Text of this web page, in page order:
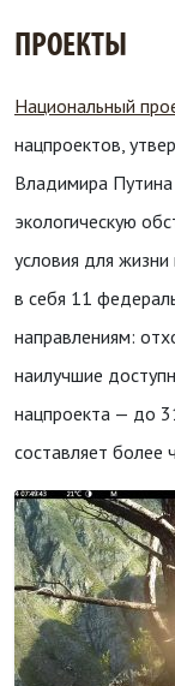
ПРОЕКТЫ
Национальный
нацпроектов,
Владимира
экологическую
условия для
в себя 11
направлениям:
наилучшие
нацпроекта — до
составляет более